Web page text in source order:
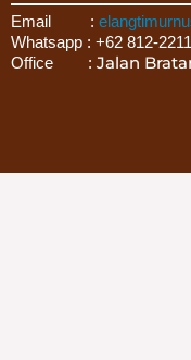
Email :
Whatsapp : +62 812-
Office : Jalan